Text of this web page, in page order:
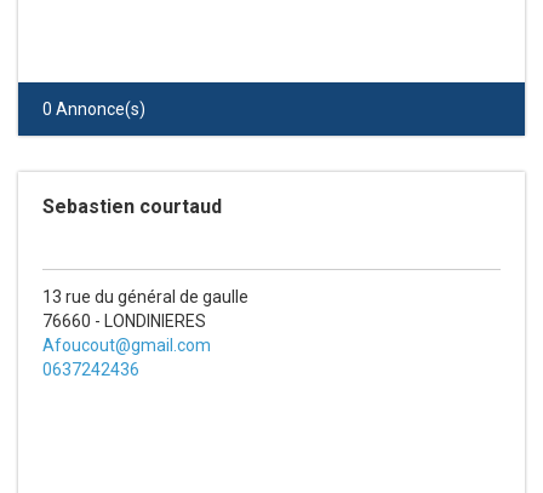
0 Annonce(s)
Sebastien courtaud
13 rue du général de gaulle
76660 - LONDINIERES
Afoucout@gmail.com
0637242436